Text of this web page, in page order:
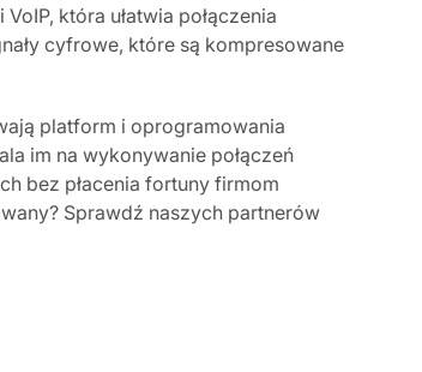
która ułatwia połączenia
cyfrowe, które są kompresowane
platform i oprogramowania
im na wykonywanie połączeń
bez płacenia fortuny firmom
Sprawdź naszych partnerów